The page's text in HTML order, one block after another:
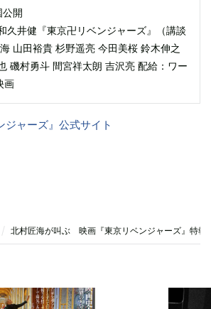
公開
久井健『東京卍リベンジャーズ』（講談
山田裕貴 杉野遥亮 今田美桜 鈴木伸之
磯村勇斗 間宮祥太朗 吉沢亮 配給：ワー
画
ジャーズ』公式サイト
北村匠海が叫ぶ 映画『東京リベンジャーズ』特報